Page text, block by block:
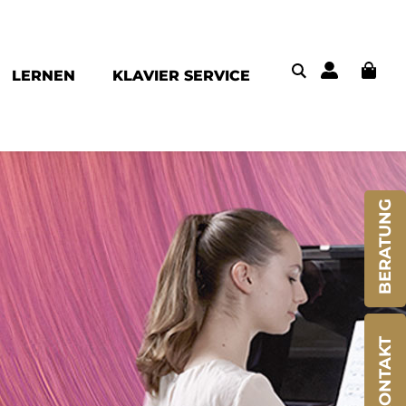
LERNEN KLAVIER SERVICE
BERATUNG
KONTAKT